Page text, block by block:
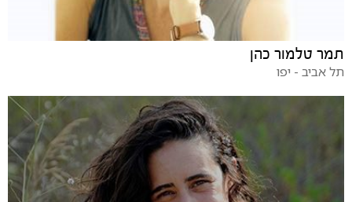
תמר טלמור כהן
תל אביב - יפו